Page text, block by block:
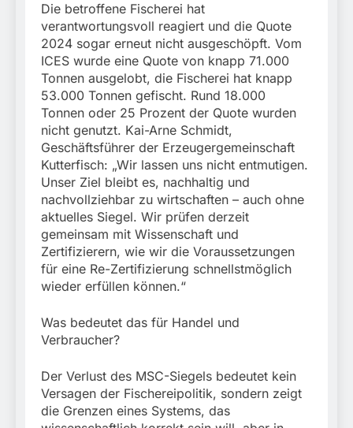
Die betroffene Fischerei hat
verantwortungsvoll reagiert und die Quote
2024 sogar erneut nicht ausgeschöpft. Vom
ICES wurde eine Quote von knapp 71.000
Tonnen ausgelobt, die Fischerei hat knapp
53.000 Tonnen gefischt. Rund 18.000
Tonnen oder 25 Prozent der Quote wurden
nicht genutzt. Kai-Arne Schmidt,
Geschäftsführer der Erzeugergemeinschaft
Kutterfisch: „Wir lassen uns nicht entmutigen.
Unser Ziel bleibt es, nachhaltig und
nachvollziehbar zu wirtschaften – auch ohne
aktuelles Siegel. Wir prüfen derzeit
gemeinsam mit Wissenschaft und
Zertifizierern, wie wir die Voraussetzungen
für eine Re-Zertifizierung schnellstmöglich
wieder erfüllen können.“
Was bedeutet das für Handel und
Verbraucher?
Der Verlust des MSC-Siegels bedeutet kein
Versagen der Fischereipolitik, sondern zeigt
die Grenzen eines Systems, das